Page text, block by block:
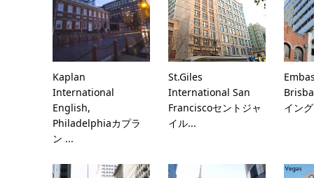
Kaplan
International
English,
Philadelphiaカプラ
ン ...
St.Giles
International San
Franciscoセントジャ
イル...
イン